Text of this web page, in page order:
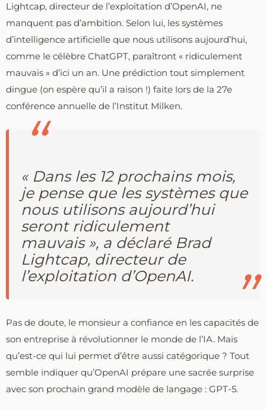
Lightcap, directeur de l’exploitation d’OpenAI, ne
manquent pas d’ambition. Selon lui, les systèmes
d’intelligence artificielle que nous utilisons aujourd’hui,
comme le célèbre ChatGPT, paraîtront « ridiculement
mauvais » d’ici un an. Une prédiction tout simplement
dingue (on espère qu’il a raison !) faite lors de la 27e
conférence annuelle de l’Institut Milken.
« Dans les 12 prochains mois,
je pense que les systèmes que
nous utilisons aujourd’hui
seront ridiculement
mauvais », a déclaré Brad
Lightcap, directeur de
l’exploitation d’OpenAI.
Pas de doute, le monsieur a confiance en les capacités de
son entreprise à révolutionner le monde de l’IA. Mais
qu’est-ce qui lui permet d’être aussi catégorique ? Tout
semble indiquer qu’OpenAI prépare une sacrée surprise
avec son prochain grand modèle de langage : GPT-5.